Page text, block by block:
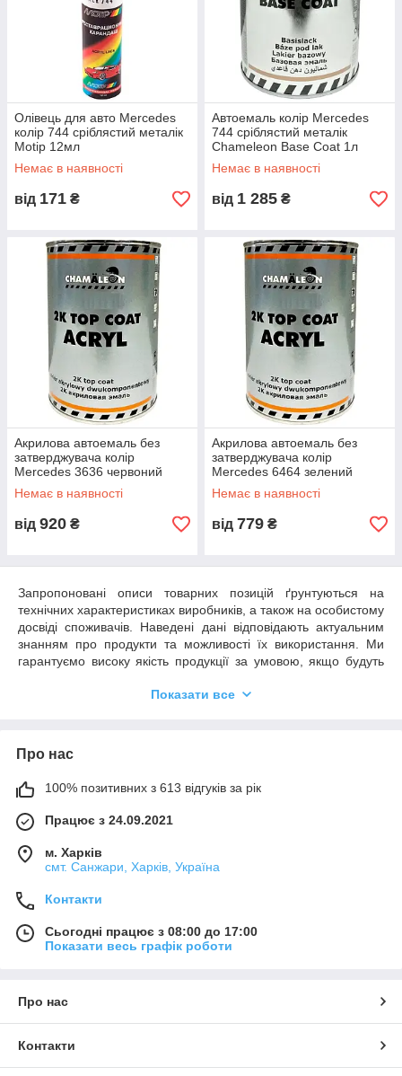
Олівець для авто Mercedes
колір 744 сріблястий металік
Motip 12мл
Немає в наявності
від 171 ₴
Автоемаль колір Mercedes
744 сріблястий металік
Chameleon Base Coat 1л
Немає в наявності
від 1 285 ₴
Акрилова автоемаль без
затверджувача колір
Mercedes 3636 червоний
Chameleon 2K Top Coat Acryl
800мл
Немає в наявності
від 920 ₴
Акрилова автоемаль без
затверджувача колір
Mercedes 6464 зелений
Chameleon 2K Top Coat Acryl
800мл
Немає в наявності
від 779 ₴
Запропоновані описи товарних позицій ґрунтуються на
технічних характеристиках виробників, а також на особистому
досвіді споживачів. Наведені дані відповідають актуальним
знанням про продукти та можливості їх використання. Ми
гарантуємо високу якість продукції за умовою, якщо будуть
Необхідним є пробне тестування обраного продукту у зв'язку
застосування продуктів, якщо на кінцевий результат мали
вплив фактори, що знаходяться поза зоною нашого
контролю.
Показати все
Про нас
100% позитивних з 613 відгуків за рік
Працює з 24.09.2021
м. Харків
смт. Санжари, Харків, Україна
Контакти
Сьогодні працює з 08:00 до 17:00
Показати весь графік роботи
Про нас
Контакти